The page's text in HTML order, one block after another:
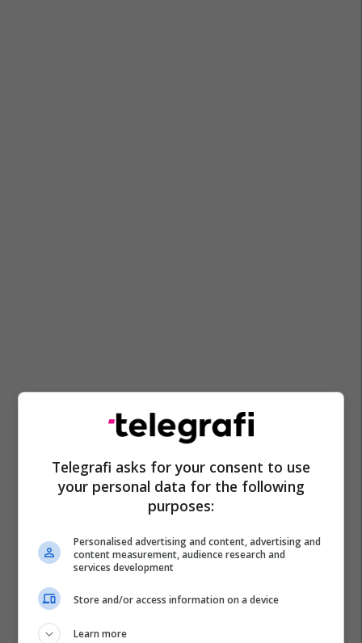
Telegrafi asks for your consent to use
your personal data for the following
purposes:
Personalised advertising and content, advertising and
content measurement, audience research and
services development
Store and/or access information on a device
Learn more